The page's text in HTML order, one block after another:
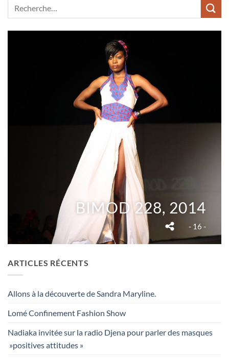
BIMOD 228, 2014
- 16 -
ARTICLES RÉCENTS
Allons à la découverte de Sandra Maryline.
Lomé Confinement Fashion Show
Nadiaka invitée sur la radio Djena pour parler des masques
»positives attitudes »